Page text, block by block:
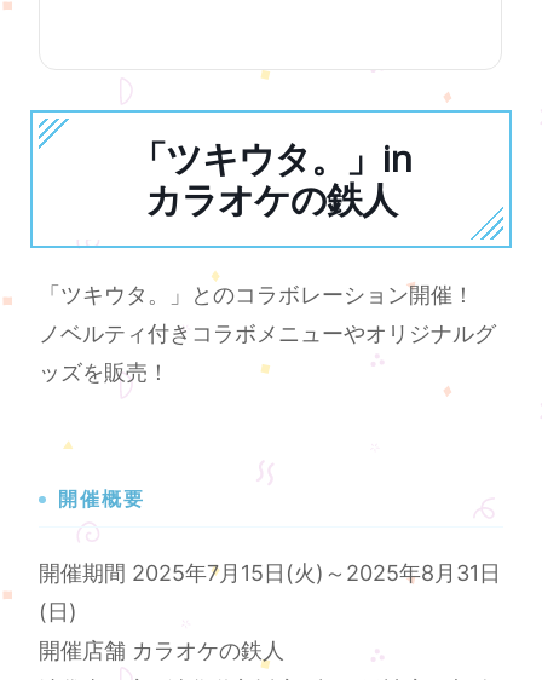
「ツキウタ。」in
カラオケの鉄人
「ツキウタ。」とのコラボレーション開催！
ノベルティ付きコラボメニューやオリジナルグ
ッズを販売！
開催概要
開催期間 2025年7月15日(火)～2025年8月31日
(日)
開催店舗 カラオケの鉄人